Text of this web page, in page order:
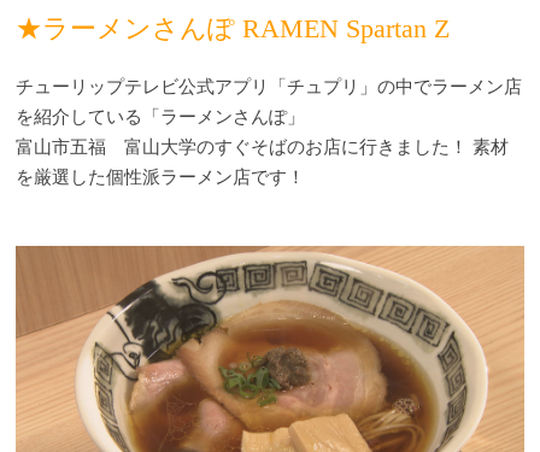
★ラーメンさんぽ RAMEN Spartan Z
チューリップテレビ公式アプリ「チュプリ」の中でラーメン店
を紹介している「ラーメンさんぽ」
富山市五福 富山大学のすぐそばのお店に行きました！ 素材
を厳選した個性派ラーメン店です！